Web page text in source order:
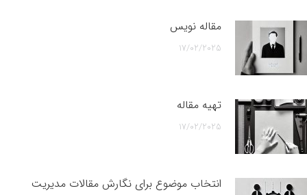
مقاله نویس
17/02/2025
تهیه مقاله
17/02/2025
انتخاب موضوع برای نگارش مقالات مدیریت